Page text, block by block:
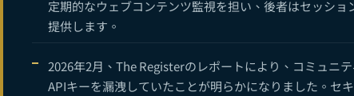
18 OpenClaw +
20 OpenClaw音
定期的なウェブコンテンツ監視を担い、後者はセッシ
提供します。
2026年2月、The Registerのレポートにより、コミュニ
APIキーを漏洩していたことが明らかになりました。セ